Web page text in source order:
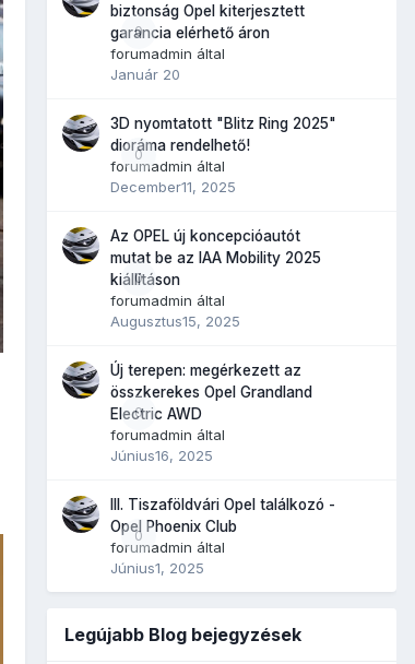
0
biztonság Opel kiterjesztett
garancia elérhető áron
forumadmin által
Január 20
0
3D nyomtatott "Blitz Ring 2025"
dioráma rendelhető!
forumadmin által
December11, 2025
0
Az OPEL új koncepcióautót
mutat be az IAA Mobility 2025
kiállításon
forumadmin által
Augusztus15, 2025
0
Új terepen: megérkezett az
összkerekes Opel Grandland
Electric AWD
forumadmin által
Június16, 2025
0
III. Tiszaföldvári Opel találkozó -
Opel Phoenix Club
forumadmin által
Június1, 2025
Legújabb Blog bejegyzések